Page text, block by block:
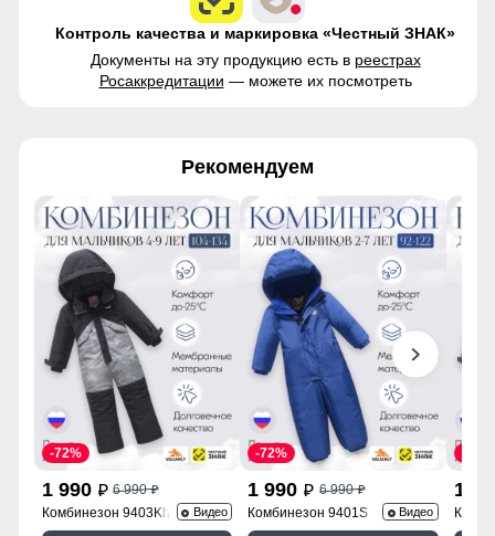
Контроль качества и маркировка «Честный ЗНАК»
Документы на эту продукцию есть в реестрах
Росаккредитации — можете их посмотреть
Рекомендуем
1 990 p 6 990p
-72%
Комбинезон 9403Kh Видео
1 990 p 6 990p
-72%
Комбинезон 9401S Видео
1